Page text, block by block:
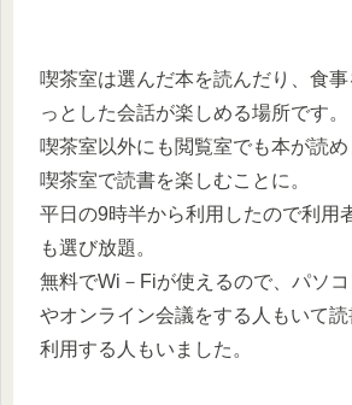
喫茶室は選んだ本を読んだり、食事
っとした会話が楽しめる場所です。
喫茶室以外にも閲覧室でも本が読
喫茶室で読書を楽しむことに。
平日の9時半から利用したので利用
も選び放題。
無料でWi－Fiが使えるので、パソ
やオンライン会議をする人もいて
利用する人もいました。